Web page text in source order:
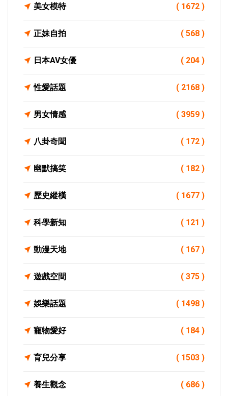
美女模特 ( 1672 )
正妹自拍 ( 568 )
日本AV女優 ( 204 )
性愛話題 ( 2168 )
男女情感 ( 3959 )
八卦奇聞 ( 172 )
幽默搞笑 ( 182 )
歷史縱橫 ( 1677 )
科學新知 ( 121 )
動漫天地 ( 167 )
遊戲空間 ( 375 )
娛樂話題 ( 1498 )
寵物愛好 ( 184 )
育兒分享 ( 1503 )
養生觀念 ( 686 )